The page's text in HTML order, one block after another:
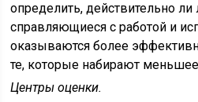
определить, действительно
справляющиеся с работой и
оказываются более
те, которые набирают
Центры оценки.